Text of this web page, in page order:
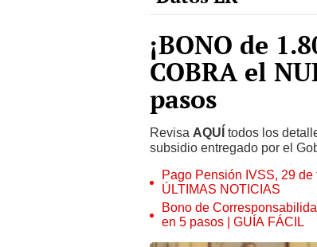
¡BONO de
COBRA el
pasos
Revisa AQUÍ
subsidio entregado por el
Pago Pensión IVSS, 29 de
ÚLTIMAS NOTICIAS
Bono de
en 5 pasos | GUÍA FÁCIL